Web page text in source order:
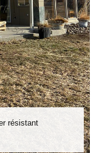
résistant